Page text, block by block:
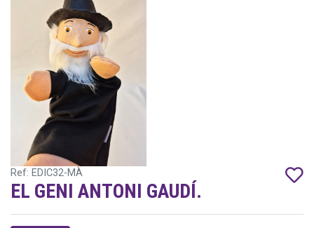
Ref: EDIC32-MÀ
EL GENI ANTONI GAUDÍ.